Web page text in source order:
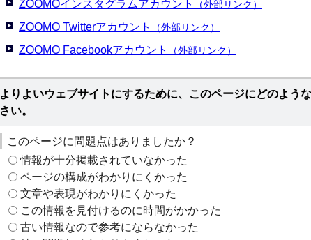
ZOOMOインスタグラムアカウント （外部リンク）
ZOOMO Twitterアカウント （外部リンク）
ZOOMO Facebookアカウント （外部リンク）
よりよいウェブサイトにするために、このページにどのよう
さい。
このページに問題点はありましたか？
情報が十分掲載されていなかった
ページの構成がわかりにくかった
文章や表現がわかりにくかった
この情報を見付けるのに時間がかかった
古い情報なので参考にならなかった